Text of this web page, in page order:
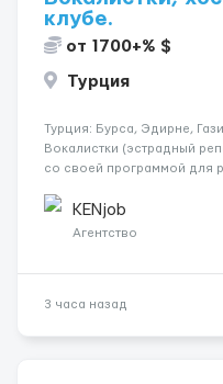
клубе.
от 1700+% $
Турция
Турция: Бурса, Эдирне,
Вокалистки (эстрадный
со своей программой для
одного до трех месяцев.
KENjob
Агентство
3 часа назад